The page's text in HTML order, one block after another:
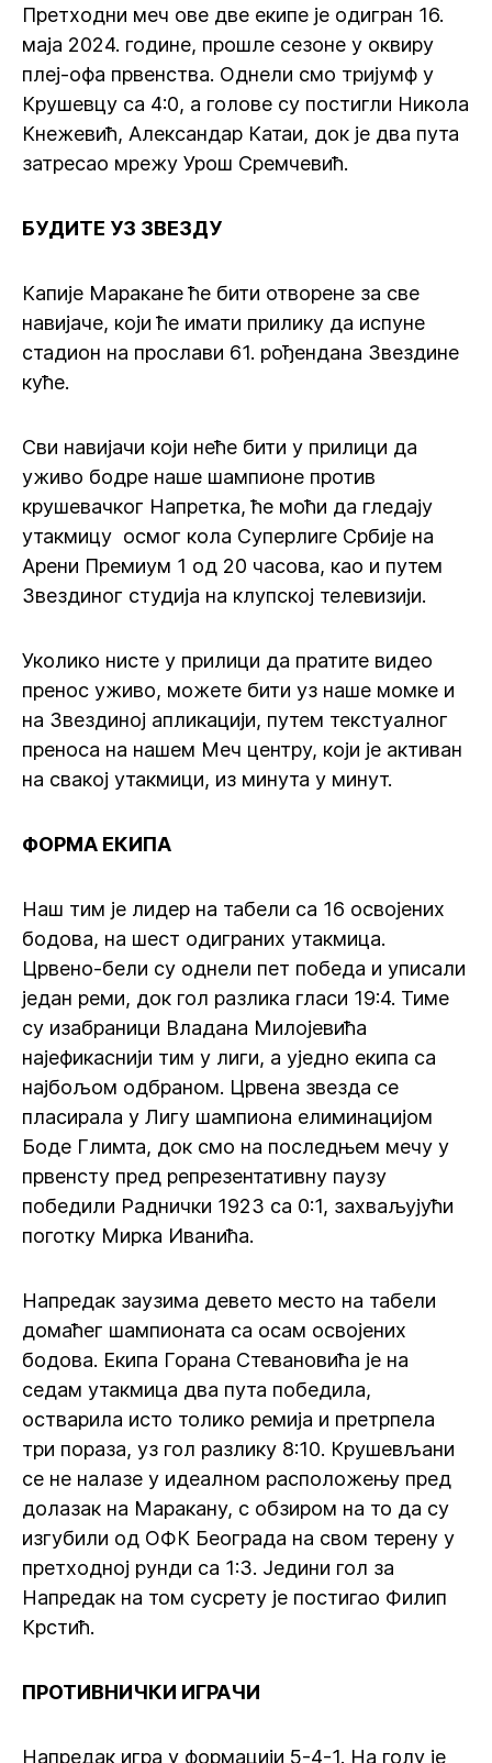
Претходни меч ове две екипе је одигран 16.
маја 2024. године, прошле сезоне у оквиру
плеј-офа првенства. Однели смо тријумф у
Крушевцу са 4:0, а голове су постигли Никола
Кнежевић, Александар Катаи, док је два пута
затресао мрежу Урош Сремчевић.
БУДИТЕ УЗ ЗВЕЗДУ
Капије Маракане ће бити отворене за све
навијаче, који ће имати прилику да испуне
стадион на прослави 61. рођендана Звездине
куће.
Сви навијачи који неће бити у прилици да
уживо бодре наше шампионе против
крушевачког Напретка, ће моћи да гледају
утакмицу осмог кола Суперлиге Србије на
Арени Премиум 1 од 20 часова, као и путем
Звездиног студија на клупској телевизији.
Уколико нисте у прилици да пратите видео
пренос уживо, можете бити уз наше момке и
на Звездиној апликацији, путем текстуалног
преноса на нашем Меч центру, који је активан
на свакој утакмици, из минута у минут.
ФОРМА ЕКИПА
Наш тим је лидер на табели са 16 освојених
бодова, на шест одиграних утакмица.
Црвено-бели су однели пет победа и уписали
један реми, док гол разлика гласи 19:4. Тиме
су изабраници Владана Милојевића
најефикаснији тим у лиги, а уједно екипа са
најбољом одбраном. Црвена звезда се
пласирала у Лигу шампиона елиминацијом
Боде Глимта, док смо на последњем мечу у
првенсту пред репрезентативну паузу
победили Раднички 1923 са 0:1, захваљујући
поготку Мирка Иванића.
Напредак заузима девето место на табели
домаћег шампионата са осам освојених
бодова. Екипа Горана Стевановића је на
седам утакмица два пута победила,
остварила исто толико ремија и претрпела
три пораза, уз гол разлику 8:10. Крушевљани
се не налазе у идеалном расположењу пред
долазак на Маракану, с обзиром на то да су
изгубили од ОФК Београда на свом терену у
претходној рунди са 1:3. Једини гол за
Напредак на том сусрету је постигао Филип
Крстић.
ПРОТИВНИЧКИ ИГРАЧИ
Напредак игра у формацији 5-4-1. На голу је